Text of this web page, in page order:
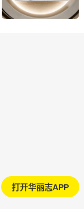
打开华丽志APP